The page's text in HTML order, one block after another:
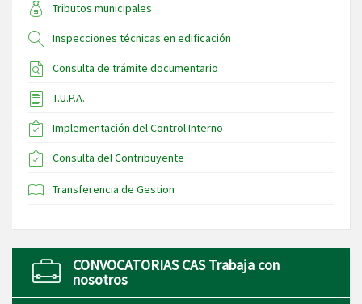
Tributos municipales
Inspecciones técnicas en edificación
Consulta de trámite documentario
T.U.P.A.
Implementación del Control Interno
Consulta del Contribuyente
Transferencia de Gestion
CONVOCATORIAS CAS Trabaja con
nosotros